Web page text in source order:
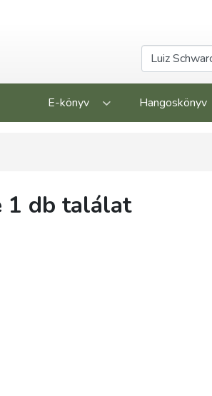
E-könyv Hangoskönyv
1 db találat